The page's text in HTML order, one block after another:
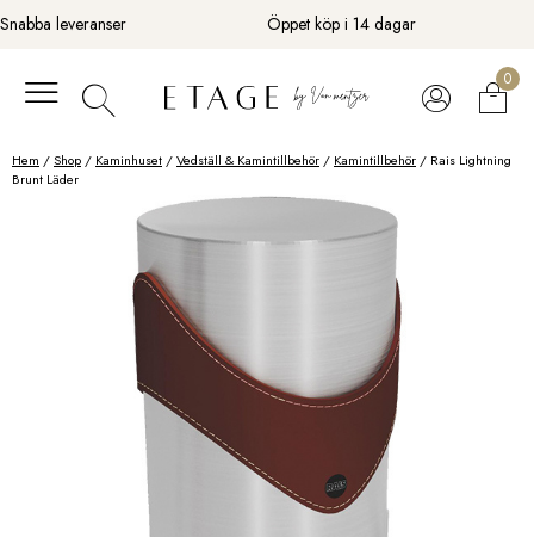
Fortsätt
till
Snabba leveranser Öppet köp i 14 dagar
0
Hem /Shop / Kaminhuset /Vedställ & Kamintillbehör / Kamintillbehör / Rais Lightning
Brunt Läder